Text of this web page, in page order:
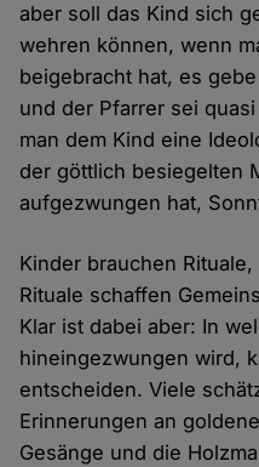
aber soll das Kind sich
wehren können, wenn
beigebracht hat, es
und der Pfarrer sei
man dem Kind eine
der göttlich besiegelten
aufgezwungen hat,
Kinder brauchen
Rituale schaffen
Klar ist dabei aber: In
hineingezwungen wird,
entscheiden. Viele
Erinnerungen an
Gesänge und die